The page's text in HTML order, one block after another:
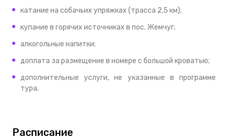
катание на собачьих упряжках (трасса 2,5 км);
купание в горячих источниках в пос. Жемчуг;
алкогольные напитки;
доплата за размещение в номере с большой кроватью;
дополнительные услуги, не указанные в программе
тура.
Расписание